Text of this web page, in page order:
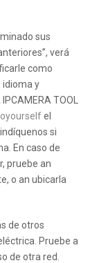
sus
verá
como
idioma y
TOOL
el
si
En caso de
pruebe an
o an ubicarla
de otros
Pruebe a
de otra red.